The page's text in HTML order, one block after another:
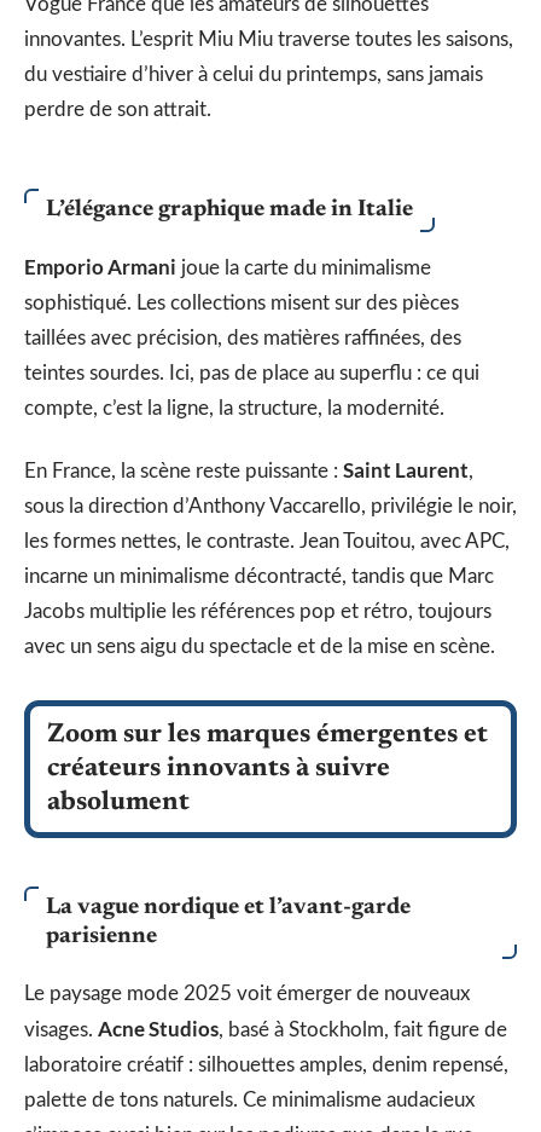
Vogue France que les amateurs de silhouettes
innovantes. L’esprit Miu Miu traverse toutes les saisons,
du vestiaire d’hiver à celui du printemps, sans jamais
perdre de son attrait.
L’élégance graphique made in Italie
Emporio Armani joue la carte du minimalisme
sophistiqué. Les collections misent sur des pièces
taillées avec précision, des matières raffinées, des
teintes sourdes. Ici, pas de place au superflu : ce qui
compte, c’est la ligne, la structure, la modernité.
En France, la scène reste puissante : Saint Laurent,
sous la direction d’Anthony Vaccarello, privilégie le noir,
les formes nettes, le contraste. Jean Touitou, avec APC,
incarne un minimalisme décontracté, tandis que Marc
Jacobs multiplie les références pop et rétro, toujours
avec un sens aigu du spectacle et de la mise en scène.
Zoom sur les marques émergentes et
créateurs innovants à suivre
absolument
La vague nordique et l’avant-garde
parisienne
Le paysage mode 2025 voit émerger de nouveaux
visages. Acne Studios, basé à Stockholm, fait figure de
laboratoire créatif : silhouettes amples, denim repensé,
palette de tons naturels. Ce minimalisme audacieux